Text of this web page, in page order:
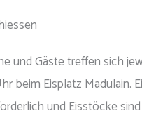
und Gäste treffen sich
beim Eisplatz Madulain.
und Eisstöcke